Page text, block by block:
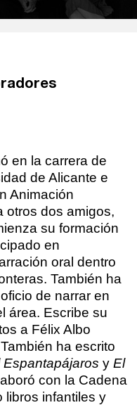
en la carrera de
de Alicante e
Animación
otros dos amigos,
su formación
en
oral dentro
También ha
de narrar en
área. Escribe su
a Félix Albo
ha escrito
Espantapájaros y El
con la Cadena
libros infantiles y